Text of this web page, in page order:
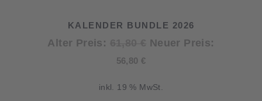
KALENDER BUNDLE 2026
Alter Preis:
Ursprünglicher
Neuer Preis:
56,80 €Aktueller
inkl. 19 % MwSt.